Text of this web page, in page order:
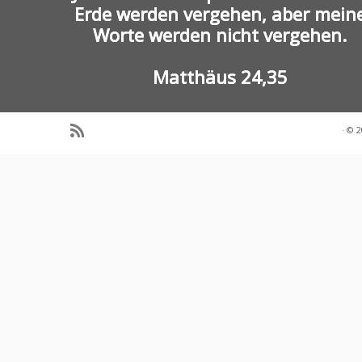
Erde werden vergehen, aber
Worte werden nicht vergehen.
Matthäus 24,35
· ©